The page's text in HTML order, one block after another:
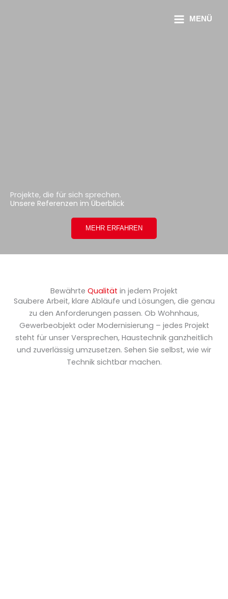
MENÜ
Projekte, die für sich sprechen.
Unsere Referenzen im Überblick
MEHR ERFAHREN
Bewährte Qualität in jedem Projekt
Saubere Arbeit, klare Abläufe und Lösungen, die genau
zu den Anforderungen passen. Ob Wohnhaus,
Gewerbeobjekt oder Modernisierung – jedes Projekt
steht für unser Versprechen, Haustechnik ganzheitlich
und zuverlässig umzusetzen. Sehen Sie selbst, wie wir
Technik sichtbar machen.